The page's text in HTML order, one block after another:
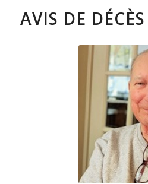
AVIS DE DÉCÈS